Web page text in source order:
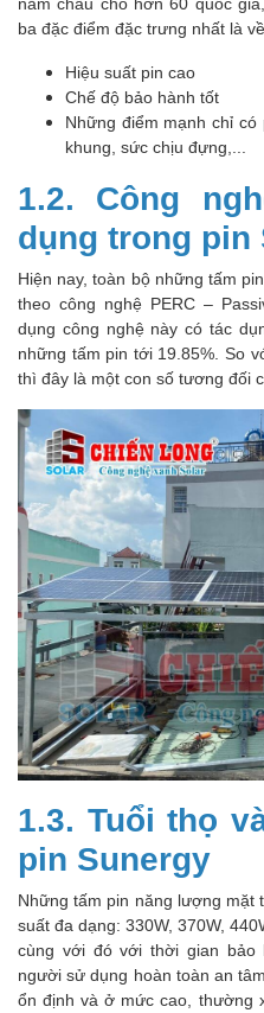
ba đặc điểm đặc trưng nhất là
Hiệu suất pin cao
Chế độ bảo hành tốt
Những điểm mạnh chỉ
khung, sức chịu đựng,...
1.2. Công
dụng trong pin
Hiện nay, toàn bộ những tấm
theo công nghệ PERC –
dụng công nghệ này có tác
những tấm pin tới 19.85%. So
thì đây là một con số tương đối
1.3. Tuổi thọ
pin Sunergy
Những tấm pin năng lượng mặt
suất đa dạng: 330W, 370W,
cùng với đó với thời gian bảo
người sử dụng hoàn toàn an
ổn định và ở mức cao, thường